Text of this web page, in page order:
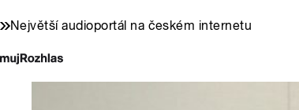
Největší audioportál na českém internetu